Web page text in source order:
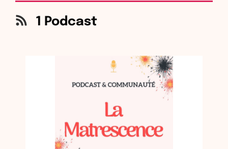
1 Podcast